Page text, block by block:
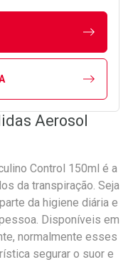
Aerosol
Control 150ml é a
da transpiração. Seja
da higiene diária e
Disponíveis em
normalmente esses
segurar o suor e